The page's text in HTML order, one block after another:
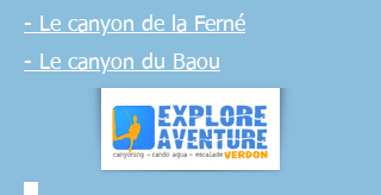
- Le canyon de la Ferné
- Le canyon du Baou